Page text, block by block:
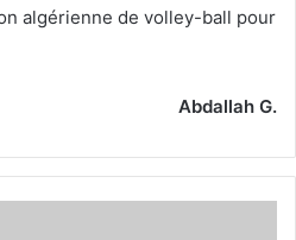
algérienne de volley-ball pour
Abdallah G.